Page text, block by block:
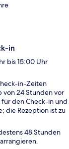
in
bis 15:00 Uhr
in-Zeiten
von 24 Stunden vor
den Check-in und
die Rezeption ist zu
48 Stunden